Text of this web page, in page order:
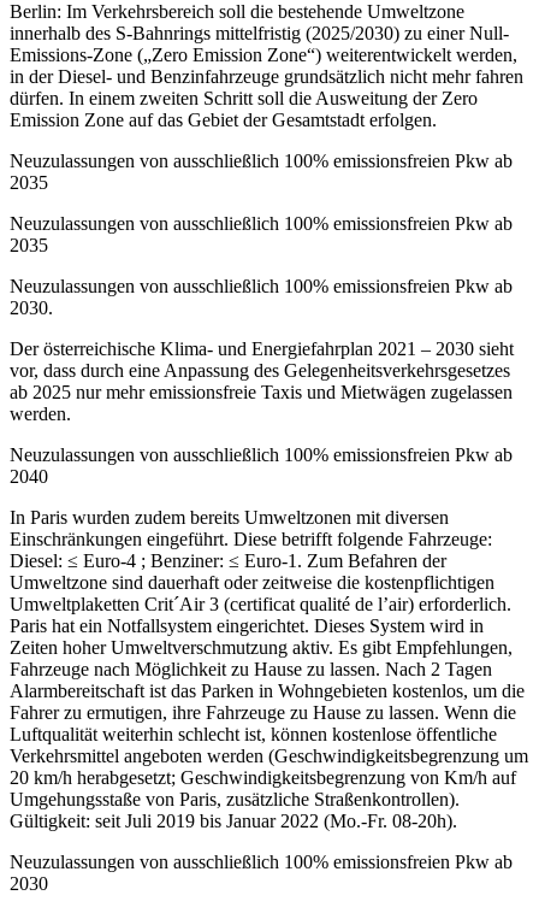
Berlin: Im Verkehrsbereich soll die bestehende Umweltzone
innerhalb des S-Bahnrings mittelfristig (2025/2030) zu einer Null-
Emissions-Zone („Zero Emission Zone“) weiterentwickelt werden,
in der Diesel- und Benzinfahrzeuge grundsätzlich nicht mehr fahren
dürfen. In einem zweiten Schritt soll die Ausweitung der Zero
Emission Zone auf das Gebiet der Gesamtstadt erfolgen.
Neuzulassungen von ausschließlich 100% emissionsfreien Pkw ab
2035
Neuzulassungen von ausschließlich 100% emissionsfreien Pkw ab
2035
Neuzulassungen von ausschließlich 100% emissionsfreien Pkw ab
2030.
Der österreichische Klima- und Energiefahrplan 2021 – 2030 sieht
vor, dass durch eine Anpassung des Gelegenheitsverkehrsgesetzes
ab 2025 nur mehr emissionsfreie Taxis und Mietwägen zugelassen
werden.
Neuzulassungen von ausschließlich 100% emissionsfreien Pkw ab
2040
In Paris wurden zudem bereits Umweltzonen mit diversen
Einschränkungen eingeführt. Diese betrifft folgende Fahrzeuge:
Diesel: ≤ Euro-4 ; Benziner: ≤ Euro-1. Zum Befahren der
Umweltzone sind dauerhaft oder zeitweise die kostenpflichtigen
Umweltplaketten Crit´Air 3 (certificat qualité de l’air) erforderlich.
Paris hat ein Notfallsystem eingerichtet. Dieses System wird in
Zeiten hoher Umweltverschmutzung aktiv. Es gibt Empfehlungen,
Fahrzeuge nach Möglichkeit zu Hause zu lassen. Nach 2 Tagen
Alarmbereitschaft ist das Parken in Wohngebieten kostenlos, um die
Fahrer zu ermutigen, ihre Fahrzeuge zu Hause zu lassen. Wenn die
Luftqualität weiterhin schlecht ist, können kostenlose öffentliche
Verkehrsmittel angeboten werden (Geschwindigkeitsbegrenzung um
20 km/h herabgesetzt; Geschwindigkeitsbegrenzung von Km/h auf
Umgehungsstaße von Paris, zusätzliche Straßenkontrollen).
Gültigkeit: seit Juli 2019 bis Januar 2022 (Mo.-Fr. 08-20h).
Neuzulassungen von ausschließlich 100% emissionsfreien Pkw ab
2030